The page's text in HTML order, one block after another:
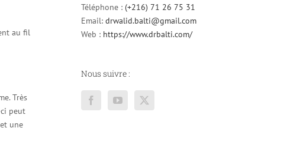
au fil
Très
peut
une
Téléphone : (+216) 71 26 75 31
Email: drwalid.balti@gmail.com
Web : https://www.drbalti.com/
Nous suivre :